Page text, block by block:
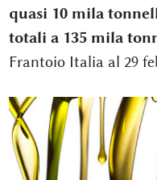
quasi 10 mila
totali a 135 mila
Frantoio Italia al 29